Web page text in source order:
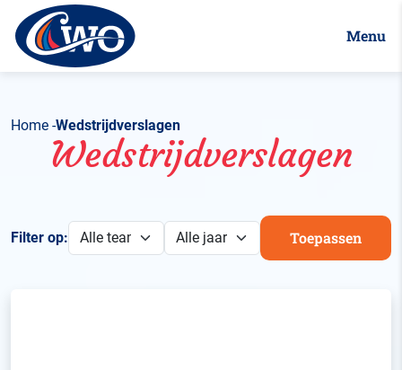
Menu
Home Wedstrijdverslagen
Wedstrijdverslagen
Filter op: Toepassen